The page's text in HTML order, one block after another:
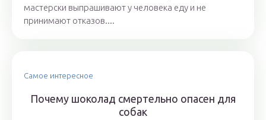
мастерски выпрашивают у человека еду и не
принимают отказов....
Самое интересное
Почему шоколад смертельно опасен для
собак